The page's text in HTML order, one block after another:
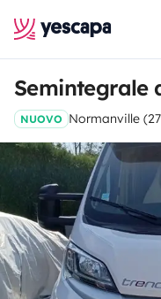
Semintegrale
NUOVO Normanville